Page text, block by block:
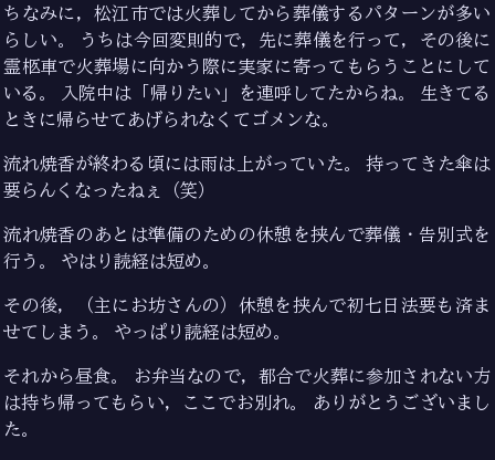
ちなみに，松江市では火葬してから葬儀するパターンが多い
らしい。 うちは今回変則的で，先に葬儀を行って，その後に
霊柩車で火葬場に向かう際に実家に寄ってもらうことにして
いる。 入院中は「帰りたい」を連呼してたからね。 生きてる
ときに帰らせてあげられなくてゴメンな。
流れ焼香が終わる頃には雨は上がっていた。 持ってきた傘は
要らんくなったねぇ（笑）
流れ焼香のあとは準備のための休憩を挟んで葬儀・告別式を
行う。 やはり読経は短め。
その後，（主にお坊さんの）休憩を挟んで初七日法要も済ま
せてしまう。 やっぱり読経は短め。
それから昼食。 お弁当なので，都合で火葬に参加されない方
は持ち帰ってもらい，ここでお別れ。 ありがとうございまし
た。